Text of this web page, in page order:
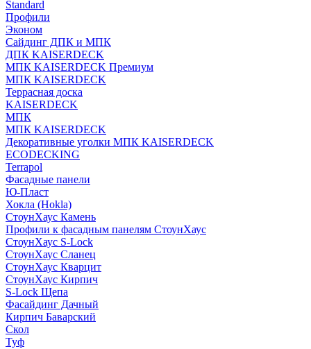
Standard
Профили
Эконом
Сайдинг ДПК и МПК
ДПК KAISERDECK
МПК KAISERDECK Премиум
МПК KAISERDECK
Террасная доска
KAISERDECK
МПК
МПК KAISERDECK
Декоративные уголки МПК KAISERDECK
ECODECKING
Terrapol
Фасадные панели
Ю-Пласт
Хокла (Hokla)
СтоунХаус Камень
Профили к фасадным панелям СтоунХаус
СтоунХаус S-Lock
СтоунХаус Сланец
СтоунХаус Кварцит
СтоунХаус Кирпич
S-Lock Щепа
Фасайдинг Дачный
Кирпич Баварский
Скол
Туф